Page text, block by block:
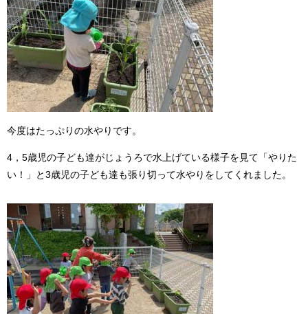
今度はたっぷりの水やりです。
4，5歳児の子ども達がじょうろで水上げている様子を見て「やりた
い！」と3歳児の子ども達も張り切って水やりをしてくれました。